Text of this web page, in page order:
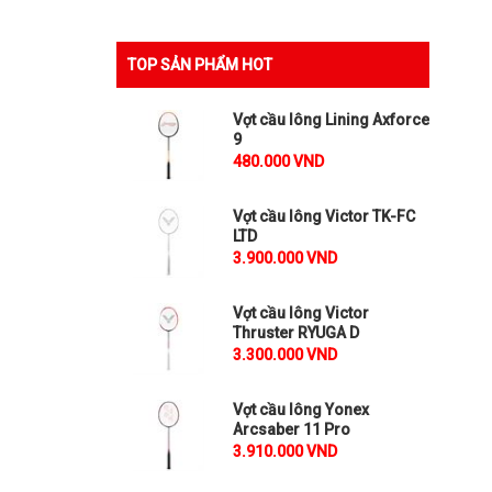
TOP SẢN PHẨM HOT
Vợt cầu lông Lining Axforce
9
480.000 VND
Vợt cầu lông Victor TK-FC
LTD
3.900.000 VND
Vợt cầu lông Victor
Thruster RYUGA D
3.300.000 VND
Vợt cầu lông Yonex
Arcsaber 11 Pro
3.910.000 VND